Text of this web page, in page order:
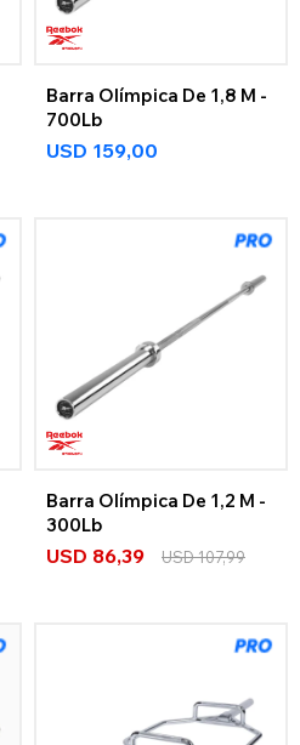
Barra Olímpica De 1,8 M -
700Lb
USD 159,00
Barra Olímpica De 1,2 M -
300Lb
USD 86,39 USD107,99